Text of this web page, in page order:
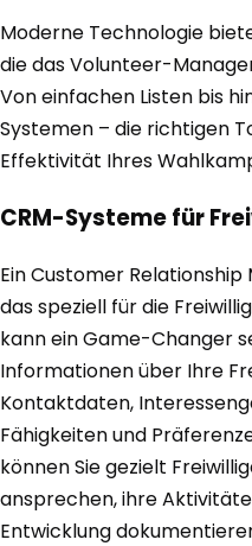
Moderne Technologie
die das Volunteer-
Von einfachen Listen bis
Systemen – die richtigen
Effektivität Ihres
CRM-Systeme für
Ein Customer
das speziell für die
kann ein Game-Changer
Informationen über Ihre
Kontaktdaten,
Fähigkeiten und
können Sie gezielt
ansprechen, ihre
Entwicklung